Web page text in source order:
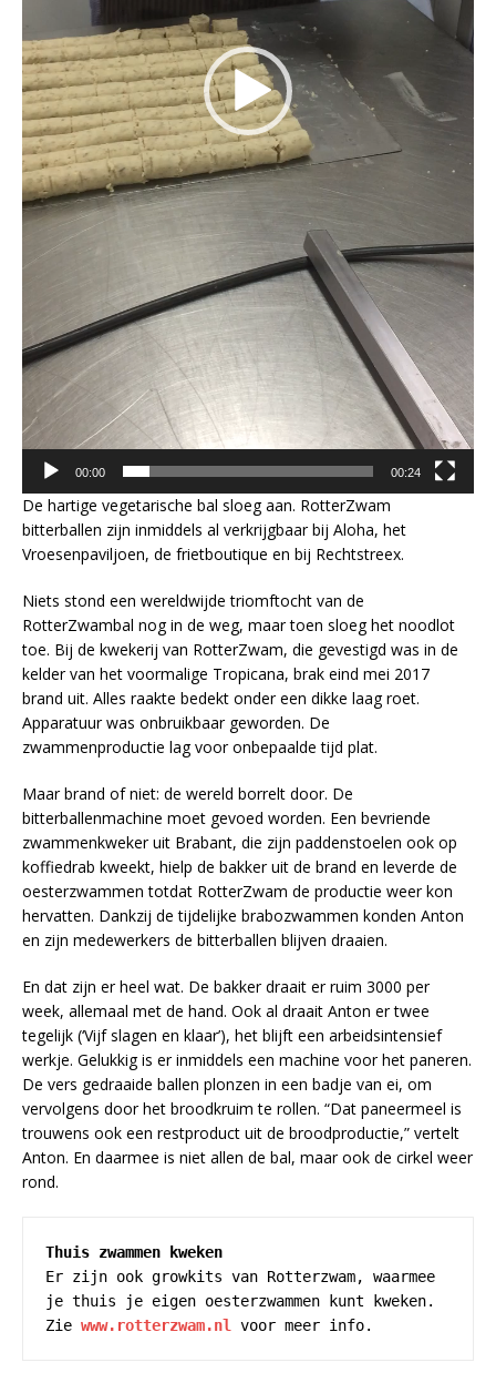
00:00 00:24
De hartige vegetarische bal sloeg aan. RotterZwam
bitterballen zijn inmiddels al verkrijgbaar bij Aloha, het
Vroesenpaviljoen, de frietboutique en bij Rechtstreex.
Niets stond een wereldwijde triomftocht van de
RotterZwambal nog in de weg, maar toen sloeg het noodlot
toe. Bij de kwekerij van RotterZwam, die gevestigd was in de
kelder van het voormalige Tropicana, brak eind mei 2017
brand uit. Alles raakte bedekt onder een dikke laag roet.
Apparatuur was onbruikbaar geworden. De
zwammenproductie lag voor onbepaalde tijd plat.
Maar brand of niet: de wereld borrelt door. De
bitterballenmachine moet gevoed worden. Een bevriende
zwammenkweker uit Brabant, die zijn paddenstoelen ook op
koffiedrab kweekt, hielp de bakker uit de brand en leverde de
oesterzwammen totdat RotterZwam de productie weer kon
hervatten. Dankzij de tijdelijke brabozwammen konden Anton
en zijn medewerkers de bitterballen blijven draaien.
En dat zijn er heel wat. De bakker draait er ruim 3000 per
week, allemaal met de hand. Ook al draait Anton er twee
tegelijk (‘Vijf slagen en klaar’), het blijft een arbeidsintensief
werkje. Gelukkig is er inmiddels een machine voor het paneren.
De vers gedraaide ballen plonzen in een badje van ei, om
vervolgens door het broodkruim te rollen. “Dat paneermeel is
trouwens ook een restproduct uit de broodproductie,” vertelt
Anton. En daarmee is niet allen de bal, maar ook de cirkel weer
rond.
Thuis zwammen kweken
Er zijn ook growkits van Rotterzwam, waarmee
je thuis je eigen oesterzwammen kunt kweken.
Zie www.rotterzwam.nl voor meer info.